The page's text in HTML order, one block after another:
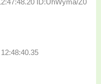
ID:UhWyma/Z0